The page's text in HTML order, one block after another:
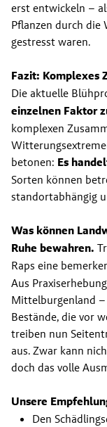
erst entwickeln –
Pflanzen durch
gestresst waren.
Fazit: Komplexes
Die aktuelle
einzelnen Faktor
komplexen
betonen: Es
Sorten können
standortabhängig
Was können
Ruhe bewahren.
Raps eine
Aus
Mittelburgenland –
Bestände, die vor
treiben nun
aus. Zwar kann
doch das volle
Unsere
Den